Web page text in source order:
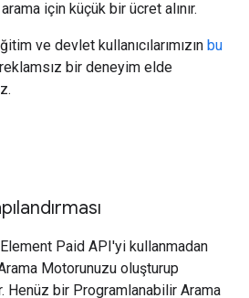
için küçük bir ücret alınır.
ve devlet kullanıcılarımızın bu
bir deneyim elde
Paid API'yi kullanmadan
Motorunuzu oluşturup
Henüz bir Programlanabilir Arama